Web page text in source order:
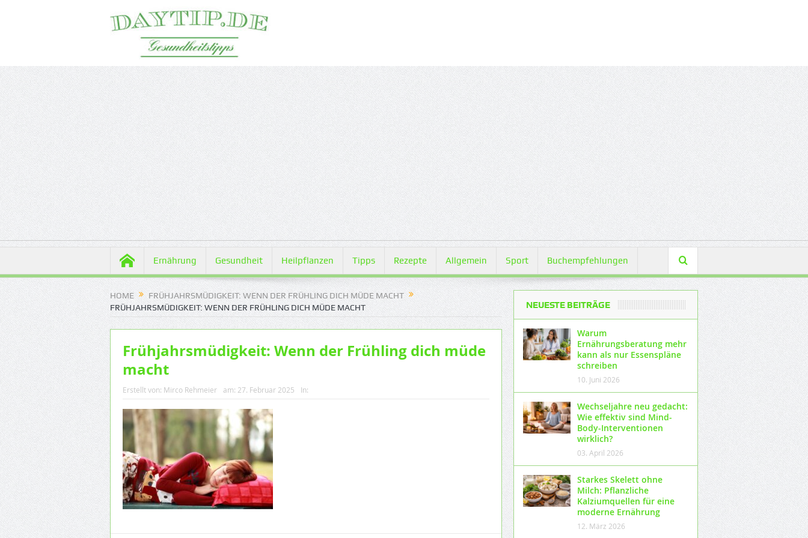
Ernährung Gesundheit Heilpflanzen Tipps Rezepte Allgemein Sport Buchempfehlungen
HOME
FRÜHJAHRSMÜDIGKEIT: WENN DER FRÜHLING DICH MÜDE MACHT
FRÜHJAHRSMÜDIGKEIT: WENN DER FRÜHLING DICH MÜDE MACHT
Frühjahrsmüdigkeit: Wenn der Frühling dich müde
macht
Erstellt von: Mirco Rehmeier am: 27. Februar 2025 In:
NEUESTE BEITRÄGE
Warum
Ernährungsberatung mehr
kann als nur Essenspläne
schreiben
10. Juni 2026
Wechseljahre neu gedacht:
Wie effektiv sind Mind-
Body-Interventionen
wirklich?
03. April 2026
Starkes Skelett ohne
Milch: Pflanzliche
Kalziumquellen für eine
moderne Ernährung
12. März 2026